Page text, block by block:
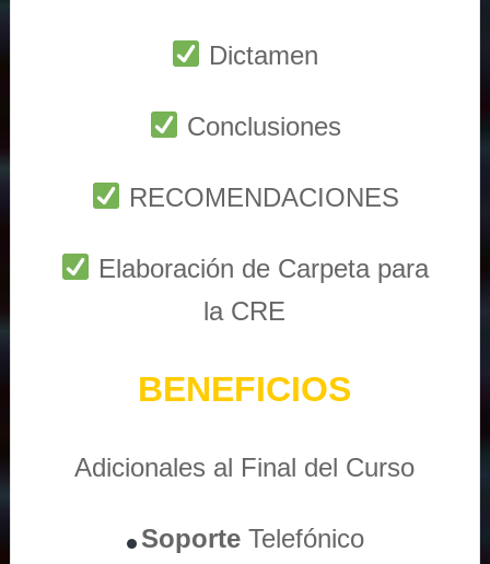
Dictamen
Conclusiones
RECOMENDACIONES
Elaboración de Carpeta para
la CRE
BENEFICIOS
Adicionales al Final del Curso
Soporte Telefónico